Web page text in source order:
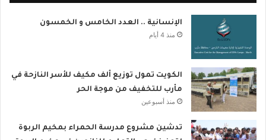
الإنسانية .. العدد الخامس و الخمسون
منذ 4 أيام
الكويت تمول توزيع ألف مكيف للأسر النازحة في
مأرب للتخفيف من موجة الحر
منذ أسبوعين
تدشين مشروع مدرسة الحمراء بمخيم الربوة